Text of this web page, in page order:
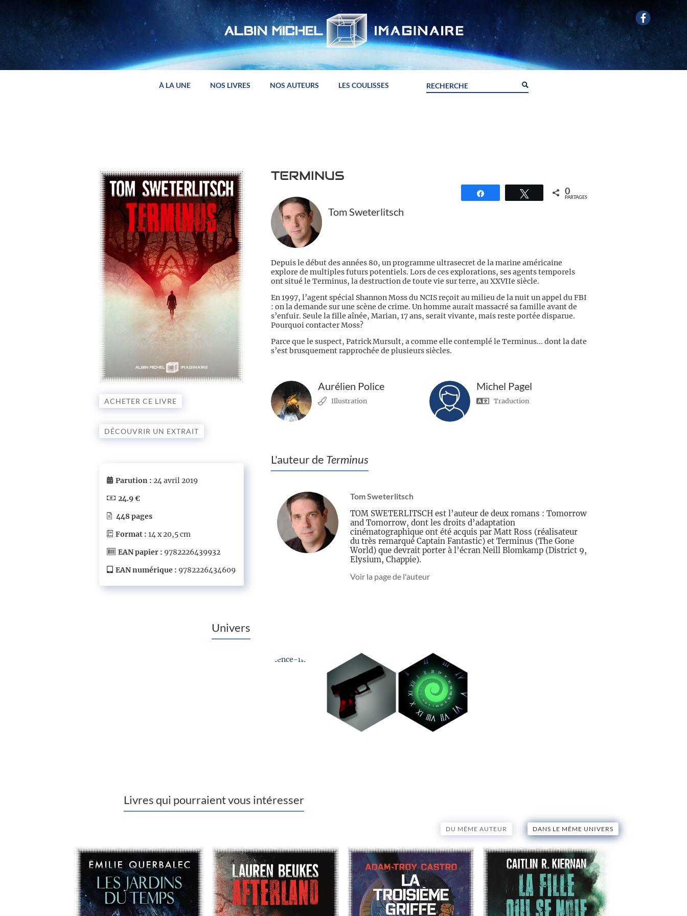
À LA UNE NOS LIVRES NOS AUTEURS LES COULISSES
ACHETER CE LIVRE
DÉCOUVRIR UN EXTRAIT
Parution : 24 avril 2019
24.9 €
448 pages
Format : 14 x 20,5 cm
EAN papier : 9782226439932
EAN numérique : 9782226434609
TERMINUS
Tweetez 0
PARTAGES
Tom Sweterlitsch
Depuis le début des années 80, un programme ultrasecret de la marine américaine
explore de multiples futurs potentiels. Lors de ces explorations, ses agents temporels
ont situé le Terminus, la destruction de toute vie sur terre, au XXVIIe siècle.
En 1997, l’agent spécial Shannon Moss du NCIS reçoit au milieu de la nuit un appel du FBI
: on la demande sur une scène de crime. Un homme aurait massacré sa famille avant de
s’enfuir. Seule la fille aînée, Marian, 17 ans, serait vivante, mais reste portée disparue.
Pourquoi contacter Moss?
Parce que le suspect, Patrick Mursult, a comme elle contemplé le Terminus... dont la date
s’est brusquement rapprochée de plusieurs siècles.
Aurélien Police
Illustration
Michel Pagel
Traduction
L'auteur de Terminus
Tom Sweterlitsch
TOM SWETERLITSCH est l’auteur de deux romans : Tomorrow
and Tomorrow, dont les droits d’adaptation
cinématographique ont été acquis par Matt Ross (réalisateur
du très remarqué Captain Fantastic) et Terminus (The Gone
World) que devrait porter à l’écran Neill Blomkamp (District 9,
Elysium, Chappie).
Voir la page de l'auteur
Univers
Livres qui pourraient vous intéresser
DANS LE MÊME UNIVERS
DU MÊME AUTEUR